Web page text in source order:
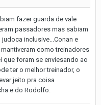
fazer guarda de vale
passadores mas sabiam
inclusive...Conan e
como treinadores
foram se enviesando ao
ter o melhor treinador, o
jeito pra coisa
e do Rodolfo.